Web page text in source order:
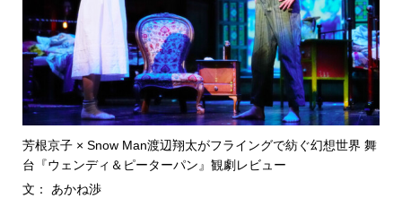
芳根京子 × Snow Man渡辺翔太がフライングで紡ぐ幻想世界 舞
台『ウェンディ＆ピーターパン』観劇レビュー
文： あかね渉